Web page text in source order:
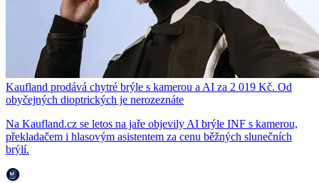
Kaufland prodává chytré brýle s kamerou a AI za 2 019 Kč. Od
obyčejných dioptrických je nerozeznáte
Na Kaufland.cz se letos na jaře objevily AI brýle INF s kamerou,
překladačem i hlasovým asistentem za cenu běžných slunečních
brýlí.